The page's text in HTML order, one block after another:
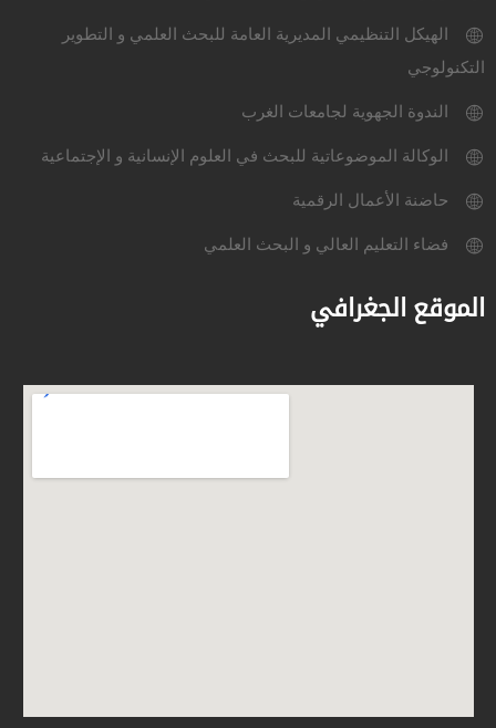
الهيكل التنظيمي المديرية العامة للبحث العلمي و التطوير
التكنولوجي
الندوة الجهوية لجامعات الغرب
الوكالة الموضوعاتية للبحث في العلوم الإنسانية و الإجتماعية
حاضنة الأعمال الرقمية
فضاء التعليم العالي و البحث العلمي
الموقع الجغرافي